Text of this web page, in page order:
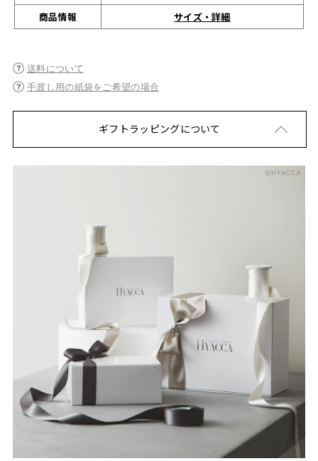
商品情報
サイズ・詳細
送料について
手渡し用の紙袋をご希望の場合
ギフトラッピングについて